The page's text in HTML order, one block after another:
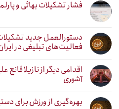
فشار تشکیلات بهائی و
دستورالعمل جدید
فعالیت‌های تبلیغی در
اقدامی دیگر از نازیلا قانع
آشوری
بهره‌گیری از ورزش برای